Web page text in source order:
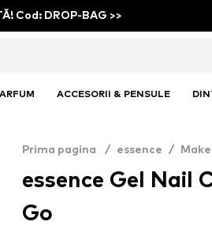
Cod: DROP-BAG >>
ACCESORII & PENSULE
Prima pagina / essence /
essence Gel Nail
Go